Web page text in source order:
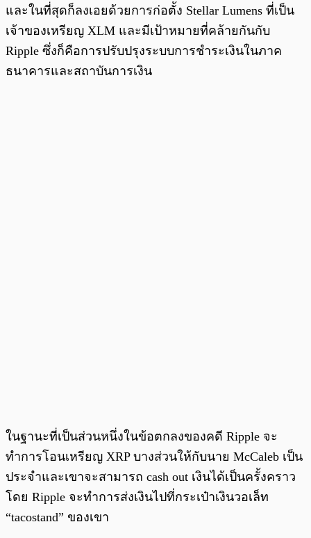
และในที่สุดก็ลงเอยด้วยการก่อตั้ง Stellar Lumens ที่เป็น
เจ้าของเหรียญ XLM และมีเป้าหมายที่คล้ายกันกับ
Ripple ซึ่งก็คือการปรับปรุงระบบการชำระเงินในภาค
ธนาคารและสถาบันการเงิน
ในฐานะที่เป็นส่วนหนึ่งในข้อตกลงของคดี Ripple จะ
ทำการโอนเหรียญ XRP บางส่วนให้กับนาย McCaleb เป็น
ประจำและเขาจะสามารถ cash out เงินได้เป็นครั้งคราว
โดย Ripple จะทำการส่งเงินไปที่กระเป๋าเงินวอเล็ท
“tacostand” ของเขา